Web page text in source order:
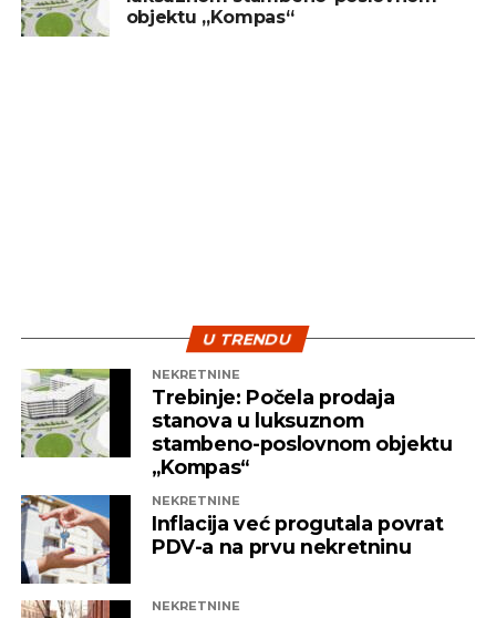
sredstvo za brzu zaradu. Ključ uspjeha leži u
objektu „Kompas“
U TRENDU
NEKRETNINE
Trebinje: Počela prodaja
stanova u luksuznom
stambeno-poslovnom objektu
„Kompas“
NEKRETNINE
Inflacija već progutala povrat
PDV-a na prvu nekretninu
NEKRETNINE